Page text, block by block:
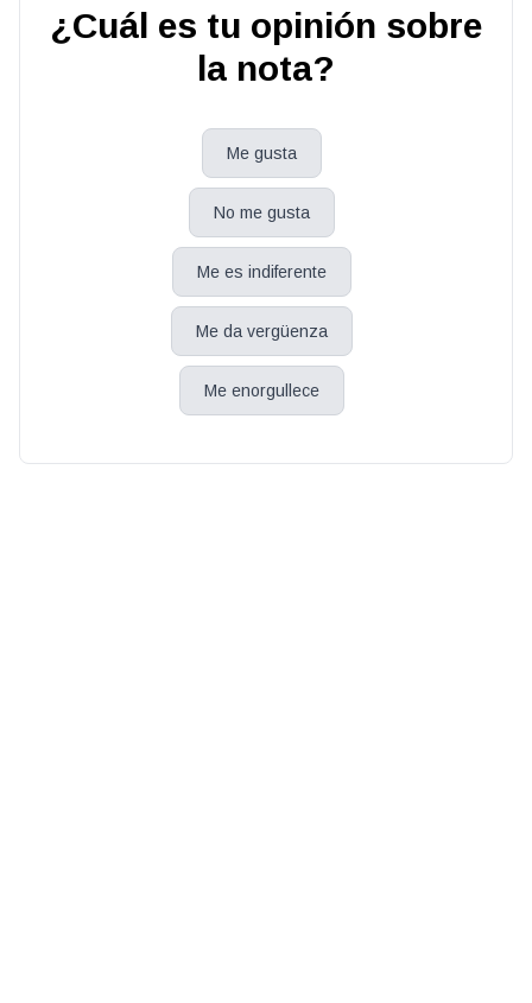
¿Cuál es tu opinión sobre
la nota?
Me gusta
No me gusta
Me es indiferente
Me da vergüenza
Me enorgullece